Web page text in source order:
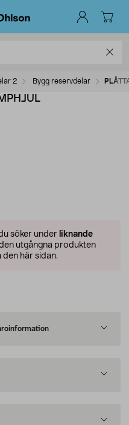
2 Bygg reservdelar
söker under liknande
utgångna produkten
den här sidan.